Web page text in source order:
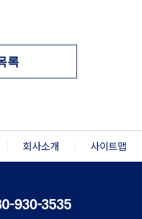
록
회사소개 사이트맵
930-3535